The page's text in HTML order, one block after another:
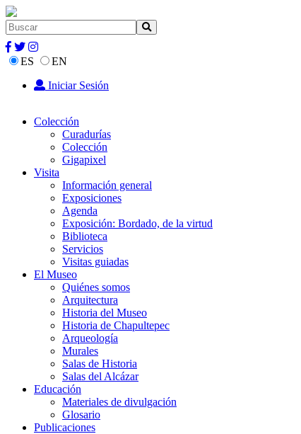
ES
EN
Iniciar Sesión
Colección
Curadurías
Colección
Gigapixel
Visita
Información general
Exposiciones
Agenda
Exposición: Bordado, de la virtud
Biblioteca
Servicios
Visitas guiadas
El Museo
Quiénes somos
Arquitectura
Historia del Museo
Historia de Chapultepec
Arqueología
Murales
Salas de Historia
Salas del Alcázar
Educación
Materiales de divulgación
Glosario
Publicaciones